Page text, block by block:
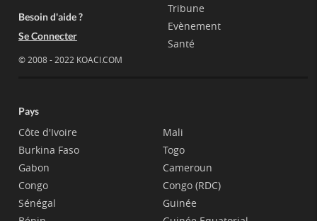
Besoin d'aide ?
Se Connecter
© 2008 - 2022 KOACI.COM
Tribune
Evènement
Santé
Pays
Côte d'Ivoire
Burkina Faso
Gabon
Congo
Sénégal
Mali
Togo
Cameroun
Congo (RDC)
Guinée